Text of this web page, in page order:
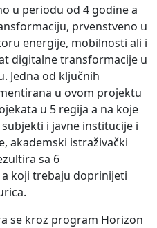
u periodu od 4 godine a
prvenstveno u
energije, mobilnosti ali i
digitalne transformacije u
Jedna od ključnih
u ovom projektu
u 5 regija a na koje
i javne institucije i
akademski istraživački
sa 6
koji trebaju doprinijeti
se kroz program Horizon